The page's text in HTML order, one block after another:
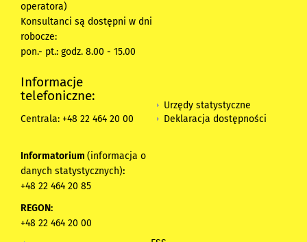
operatora)
Konsultanci są dostępni w dni
robocze:
pon.- pt.: godz. 8.00 - 15.00
Informacje
telefoniczne:
Centrala: +48 22 464 20 00
Informatorium (informacja o
danych statystycznych):
+48 22 464 20 85
REGON:
+48 22 464 20 00
Urzędy statystyczne
Deklaracja dostępności